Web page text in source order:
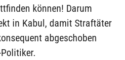
können! Darum
in Kabul, damit Straftäter
abgeschoben
Politiker.